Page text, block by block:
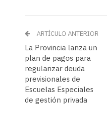
ARTÍCULO ANTERIOR
La Provincia lanza un
plan de pagos para
regularizar deuda
previsionales de
Escuelas Especiales
de gestión privada